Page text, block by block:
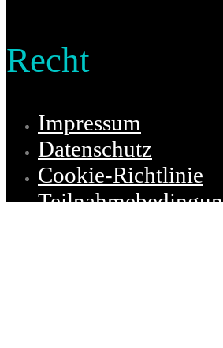
Recht
Impressum
Datenschutz
Cookie-Richtlinie